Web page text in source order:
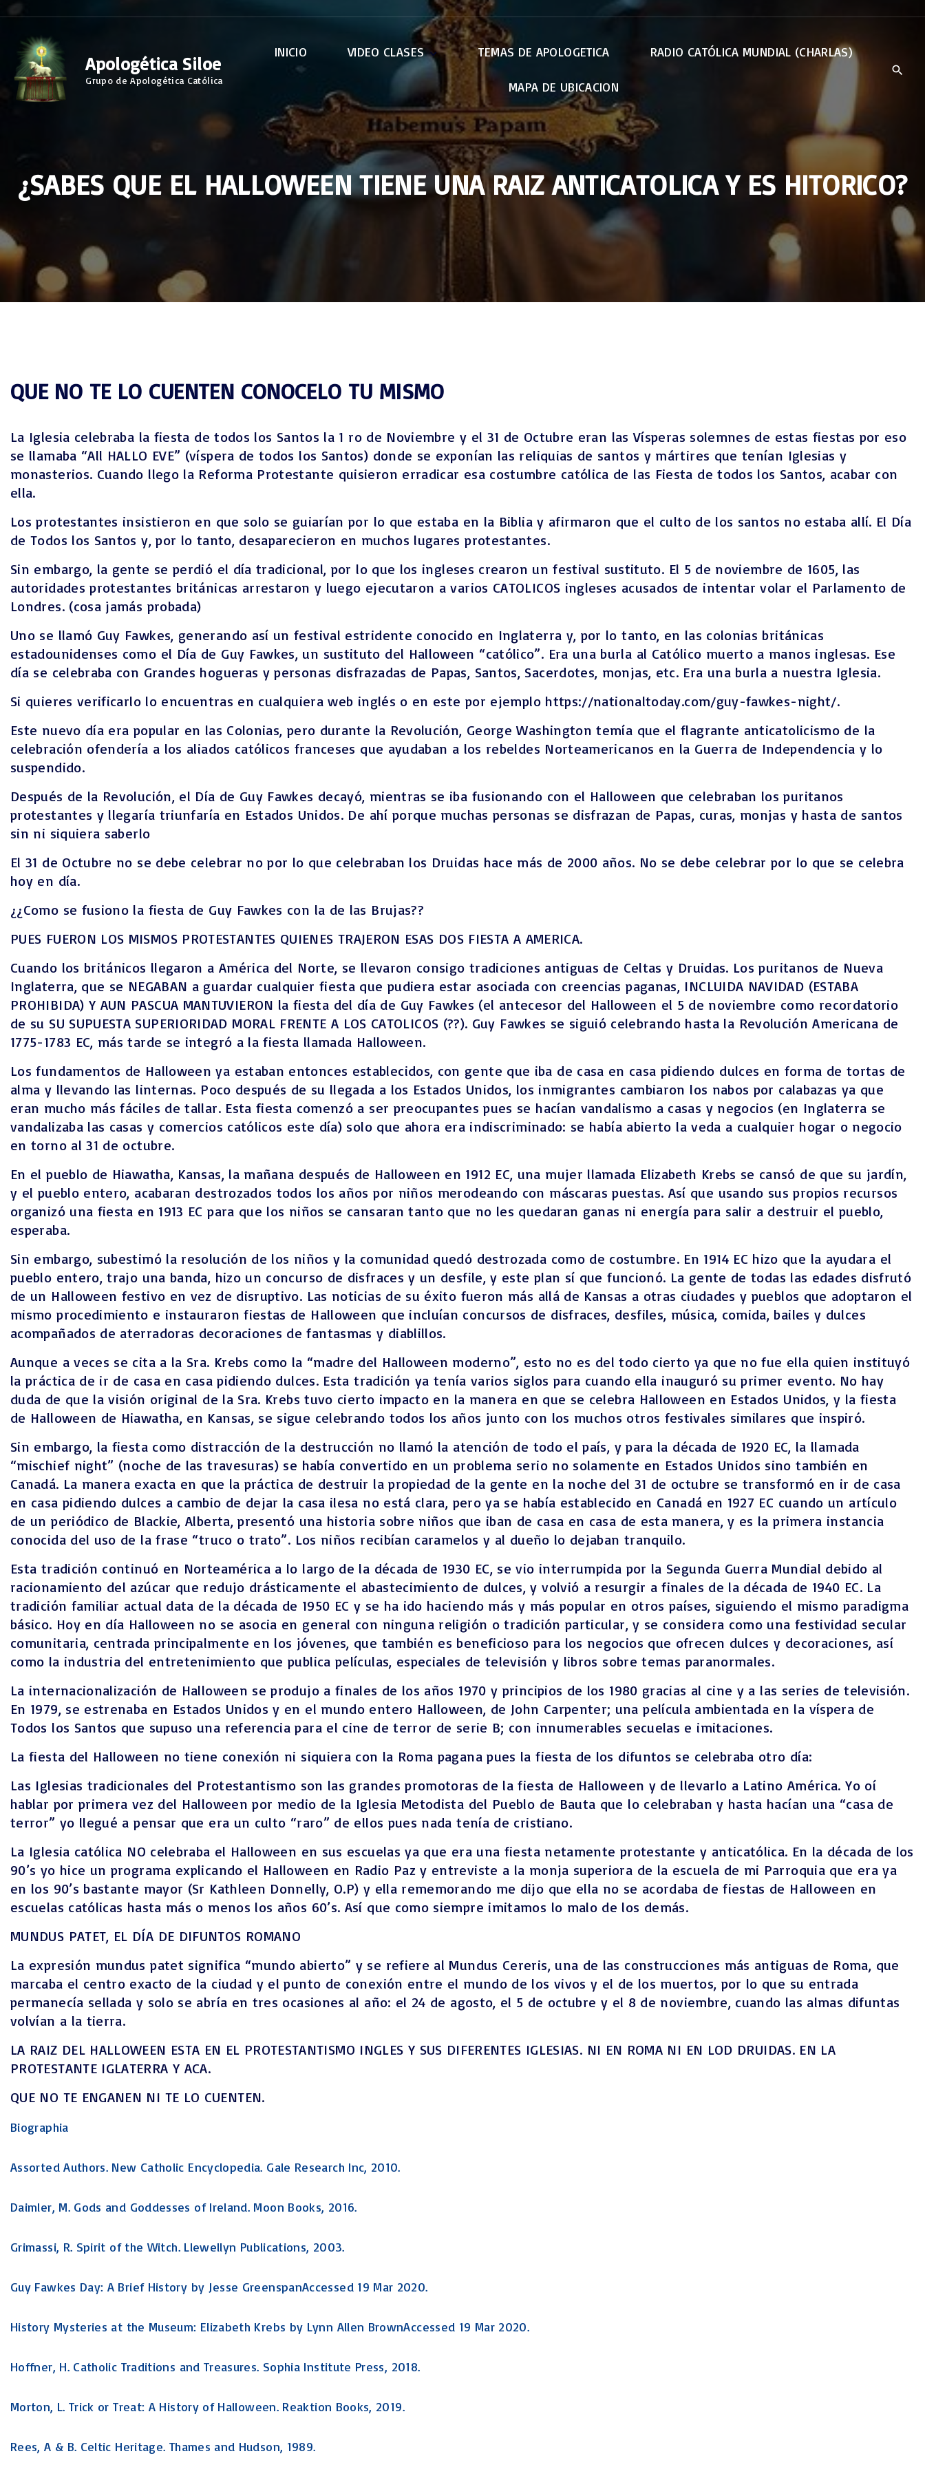
e
n
t
Apologética Siloe
Grupo de Apologética Católica
INICIO VIDEO CLASES
Apologética
Credo de Nicea
El Papa
EWTN
Retiros
Jueces
Samuel
2 Samuel
1 Reyes
Esdras
Nehemías
Esther
Libro de los Salmos
LOS PROFETAS
JEREMIAS
EZEQUIEL
El Profeta Joel
PROFETA AMOS
JONÁS (profeta)
MIQUEAS
Habacuc (profeta)
TEMAS DE APOLOGETICA RADIO CATÓLICA MUNDIAL (CHARLAS)
MAPA DE UBICACION
¿SABES QUE EL HALLOWEEN TIENE UNA RAIZ ANTICATOLICA Y ES HITORICO?
QUE NO TE LO CUENTEN CONOCELO TU MISMO
La Iglesia celebraba la fiesta de todos los Santos la 1 ro de Noviembre y el 31 de Octubre eran las Vísperas solemnes de estas fiestas por eso
se llamaba “All HALLO EVE” (víspera de todos los Santos) donde se exponían las reliquias de santos y mártires que tenían Iglesias y
monasterios. Cuando llego la Reforma Protestante quisieron erradicar esa costumbre católica de las Fiesta de todos los Santos, acabar con
ella.
Los protestantes insistieron en que solo se guiarían por lo que estaba en la Biblia y afirmaron que el culto de los santos no estaba allí. El Día
de Todos los Santos y, por lo tanto, desaparecieron en muchos lugares protestantes.
Sin embargo, la gente se perdió el día tradicional, por lo que los ingleses crearon un festival sustituto. El 5 de noviembre de 1605, las
autoridades protestantes británicas arrestaron y luego ejecutaron a varios CATOLICOS ingleses acusados ​​de intentar volar el Parlamento de
Londres. (cosa jamás probada)
Uno se llamó Guy Fawkes, generando así un festival estridente conocido en Inglaterra y, por lo tanto, en las colonias británicas
estadounidenses como el Día de Guy Fawkes, un sustituto del Halloween “católico”. Era una burla al Católico muerto a manos inglesas. Ese
día se celebraba con Grandes hogueras y personas disfrazadas de Papas, Santos, Sacerdotes, monjas, etc. Era una burla a nuestra Iglesia.
Si quieres verificarlo lo encuentras en cualquiera web inglés o en este por ejemplo https://nationaltoday.com/guy-fawkes-night/.
Este nuevo día era popular en las Colonias, pero durante la Revolución, George Washington temía que el flagrante anticatolicismo de la
celebración ofendería a los aliados católicos franceses que ayudaban a los rebeldes Norteamericanos en la Guerra de Independencia y lo
suspendido.
Después de la Revolución, el Día de Guy Fawkes decayó, mientras se iba fusionando con el Halloween que celebraban los puritanos
protestantes y llegaría triunfaría en Estados Unidos. De ahí porque muchas personas se disfrazan de Papas, curas, monjas y hasta de santos
sin ni siquiera saberlo
El 31 de Octubre no se debe celebrar no por lo que celebraban los Druidas hace más de 2000 años. No se debe celebrar por lo que se celebra
hoy en día.
¿¿Como se fusiono la fiesta de Guy Fawkes con la de las Brujas??
PUES FUERON LOS MISMOS PROTESTANTES QUIENES TRAJERON ESAS DOS FIESTA A AMERICA.
Cuando los británicos llegaron a América del Norte, se llevaron consigo tradiciones antiguas de Celtas y Druidas. Los puritanos de Nueva
Inglaterra, que se NEGABAN a guardar cualquier fiesta que pudiera estar asociada con creencias paganas, INCLUIDA NAVIDAD (ESTABA
PROHIBIDA) Y AUN PASCUA MANTUVIERON la fiesta del día de Guy Fawkes (el antecesor del Halloween el 5 de noviembre como recordatorio
de su SU SUPUESTA SUPERIORIDAD MORAL FRENTE A LOS CATOLICOS (??). Guy Fawkes se siguió celebrando hasta la Revolución Americana de
1775-1783 EC, más tarde se integró a la fiesta llamada Halloween.
Los fundamentos de Halloween ya estaban entonces establecidos, con gente que iba de casa en casa pidiendo dulces en forma de tortas de
alma y llevando las linternas. Poco después de su llegada a los Estados Unidos, los inmigrantes cambiaron los nabos por calabazas ya que
eran mucho más fáciles de tallar. Esta fiesta comenzó a ser preocupantes pues se hacían vandalismo a casas y negocios (en Inglaterra se
vandalizaba las casas y comercios católicos este día) solo que ahora era indiscriminado: se había abierto la veda a cualquier hogar o negocio
en torno al 31 de octubre.
En el pueblo de Hiawatha, Kansas, la mañana después de Halloween en 1912 EC, una mujer llamada Elizabeth Krebs se cansó de que su jardín,
y el pueblo entero, acabaran destrozados todos los años por niños merodeando con máscaras puestas. Así que usando sus propios recursos
organizó una fiesta en 1913 EC para que los niños se cansaran tanto que no les quedaran ganas ni energía para salir a destruir el pueblo,
esperaba.
Sin embargo, subestimó la resolución de los niños y la comunidad quedó destrozada como de costumbre. En 1914 EC hizo que la ayudara el
pueblo entero, trajo una banda, hizo un concurso de disfraces y un desfile, y este plan sí que funcionó. La gente de todas las edades disfrutó
de un Halloween festivo en vez de disruptivo. Las noticias de su éxito fueron más allá de Kansas a otras ciudades y pueblos que adoptaron el
mismo procedimiento e instauraron fiestas de Halloween que incluían concursos de disfraces, desfiles, música, comida, bailes y dulces
acompañados de aterradoras decoraciones de fantasmas y diablillos.
Aunque a veces se cita a la Sra. Krebs como la “madre del Halloween moderno”, esto no es del todo cierto ya que no fue ella quien instituyó
la práctica de ir de casa en casa pidiendo dulces. Esta tradición ya tenía varios siglos para cuando ella inauguró su primer evento. No hay
duda de que la visión original de la Sra. Krebs tuvo cierto impacto en la manera en que se celebra Halloween en Estados Unidos, y la fiesta
de Halloween de Hiawatha, en Kansas, se sigue celebrando todos los años junto con los muchos otros festivales similares que inspiró.
Sin embargo, la fiesta como distracción de la destrucción no llamó la atención de todo el país, y para la década de 1920 EC, la llamada
“mischief night” (noche de las travesuras) se había convertido en un problema serio no solamente en Estados Unidos sino también en
Canadá. La manera exacta en que la práctica de destruir la propiedad de la gente en la noche del 31 de octubre se transformó en ir de casa
en casa pidiendo dulces a cambio de dejar la casa ilesa no está clara, pero ya se había establecido en Canadá en 1927 EC cuando un artículo
de un periódico de Blackie, Alberta, presentó una historia sobre niños que iban de casa en casa de esta manera, y es la primera instancia
conocida del uso de la frase “truco o trato”. Los niños recibían caramelos y al dueño lo dejaban tranquilo.
Esta tradición continuó en Norteamérica a lo largo de la década de 1930 EC, se vio interrumpida por la Segunda Guerra Mundial debido al
racionamiento del azúcar que redujo drásticamente el abastecimiento de dulces, y volvió a resurgir a finales de la década de 1940 EC. La
tradición familiar actual data de la década de 1950 EC y se ha ido haciendo más y más popular en otros países, siguiendo el mismo paradigma
básico. Hoy en día Halloween no se asocia en general con ninguna religión o tradición particular, y se considera como una festividad secular
comunitaria, centrada principalmente en los jóvenes, que también es beneficioso para los negocios que ofrecen dulces y decoraciones, así
como la industria del entretenimiento que publica películas, especiales de televisión y libros sobre temas paranormales.
La internacionalización de Halloween se produjo a finales de los años 1970 y principios de los 1980 gracias al cine y a las series de televisión.
En 1979, se estrenaba en Estados Unidos y en el mundo entero Halloween, de John Carpenter; una película ambientada en la víspera de
Todos los Santos que supuso una referencia para el cine de terror de serie B; con innumerables secuelas e imitaciones.
La fiesta del Halloween no tiene conexión ni siquiera con la Roma pagana pues la fiesta de los difuntos se celebraba otro día:
Las Iglesias tradicionales del Protestantismo son las grandes promotoras de la fiesta de Halloween y de llevarlo a Latino América. Yo oí
hablar por primera vez del Halloween por medio de la Iglesia Metodista del Pueblo de Bauta que lo celebraban y hasta hacían una “casa de
terror” yo llegué a pensar que era un culto “raro” de ellos pues nada tenía de cristiano.
La Iglesia católica NO celebraba el Halloween en sus escuelas ya que era una fiesta netamente protestante y anticatólica. En la década de los
90’s yo hice un programa explicando el Halloween en Radio Paz y entreviste a la monja superiora de la escuela de mi Parroquia que era ya
en los 90’s bastante mayor (Sr Kathleen Donnelly, O.P) y ella rememorando me dijo que ella no se acordaba de fiestas de Halloween en
escuelas católicas hasta más o menos los años 60’s. Así que como siempre imitamos lo malo de los demás.
MUNDUS PATET, EL DÍA DE DIFUNTOS ROMANO
La expresión mundus patet significa “mundo abierto” y se refiere al Mundus Cereris, una de las construcciones más antiguas de Roma, que
marcaba el centro exacto de la ciudad y el punto de conexión entre el mundo de los vivos y el de los muertos, por lo que su entrada
permanecía sellada y solo se abría en tres ocasiones al año: el 24 de agosto, el 5 de octubre y el 8 de noviembre, cuando las almas difuntas
volvían a la tierra.
LA RAIZ DEL HALLOWEEN ESTA EN EL PROTESTANTISMO INGLES Y SUS DIFERENTES IGLESIAS. NI EN ROMA NI EN LOD DRUIDAS. EN LA
PROTESTANTE IGLATERRA Y ACA.
QUE NO TE ENGANEN NI TE LO CUENTEN.
Biographia
Assorted Authors. New Catholic Encyclopedia. Gale Research Inc, 2010.
Daimler, M. Gods and Goddesses of Ireland. Moon Books, 2016.
Grimassi, R. Spirit of the Witch. Llewellyn Publications, 2003.
Guy Fawkes Day: A Brief History by Jesse GreenspanAccessed 19 Mar 2020.
History Mysteries at the Museum: Elizabeth Krebs by Lynn Allen BrownAccessed 19 Mar 2020.
Hoffner, H. Catholic Traditions and Treasures. Sophia Institute Press, 2018.
Morton, L. Trick or Treat: A History of Halloween. Reaktion Books, 2019.
Rees, A & B. Celtic Heritage. Thames and Hudson, 1989.